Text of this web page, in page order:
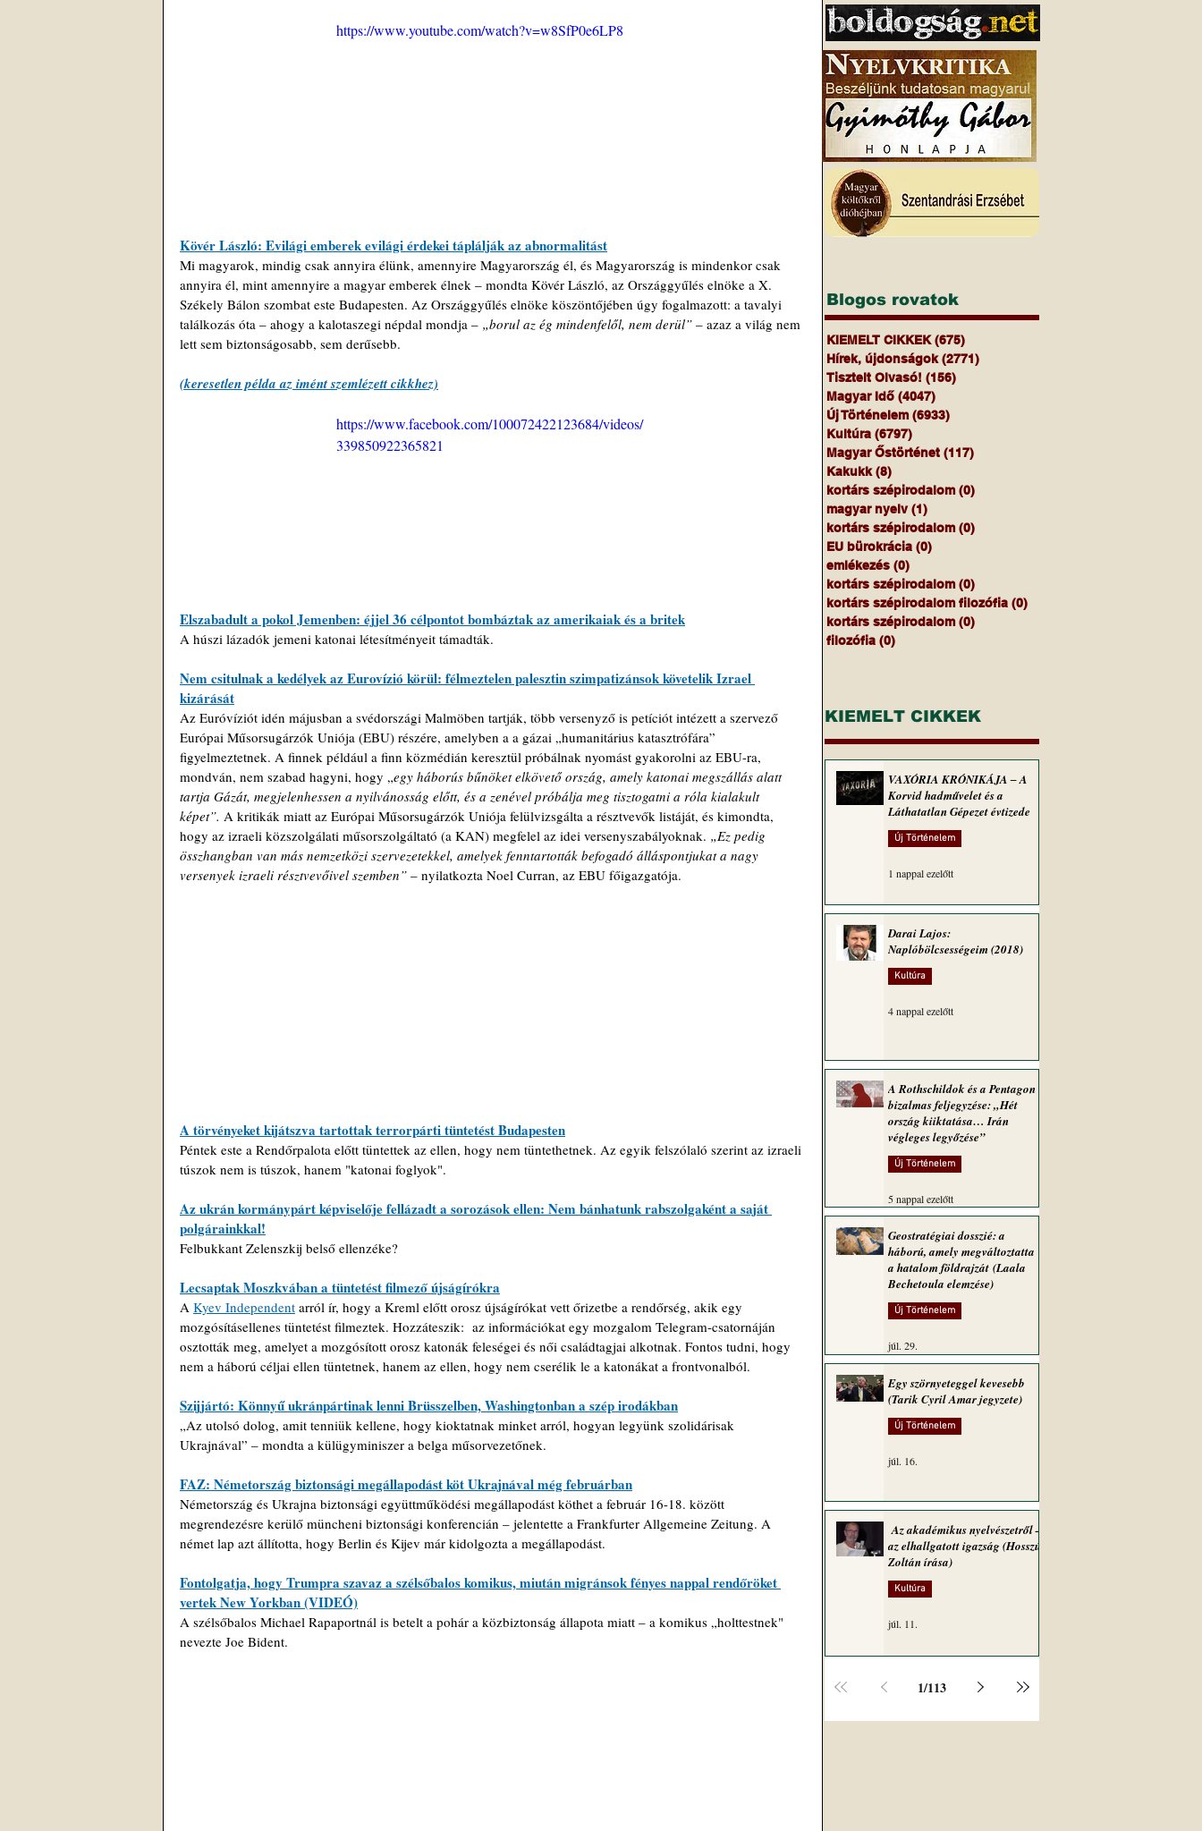
https://www.youtube.com/watch?v=w8SfP0e6LP8
Kövér László: Evilági emberek evilági érdekei táplálják az abnormalitást
Mi magyarok, mindig csak annyira élünk, amennyire Magyarország él, és Magyarország is mindenkor csak
annyira él, mint amennyire a magyar emberek élnek – mondta Kövér László, az Országgyűlés elnöke a X.
Székely Bálon szombat este Budapesten. Az Országgyűlés elnöke köszöntőjében úgy fogalmazott: a tavalyi
találkozás óta – ahogy a kalotaszegi népdal mondja – „borul az ég mindenfelől, nem derül” – azaz a világ nem
lett sem biztonságosabb, sem derűsebb.
(keresetlen példa az imént szemlézett cikkhez)
https://www.facebook.com/100072422123684/videos/
339850922365821
Elszabadult a pokol Jemenben: éjjel 36 célpontot bombáztak az amerikaiak és a britek
A húszi lázadók jemeni katonai létesítményeit támadták.
Nem csitulnak a kedélyek az Eurovízió körül: félmeztelen palesztin szimpatizánsok követelik Izrael
kizárását
Az Euróvíziót idén májusban a svédországi Malmöben tartják, több versenyző is petíciót intézett a szervező
Európai Műsorsugárzók Uniója (EBU) részére, amelyben a a gázai „humanitárius katasztrófára”
figyelmeztetnek. A finnek például a finn közmédián keresztül próbálnak nyomást gyakorolni az EBU-ra,
mondván, nem szabad hagyni, hogy „egy háborús bűnöket elkövető ország, amely katonai megszállás alatt
tartja Gázát, megjelenhessen a nyilvánosság előtt, és a zenével próbálja meg tisztogatni a róla kialakult
képet”. A kritikák miatt az Európai Műsorsugárzók Uniója felülvizsgálta a résztvevők listáját, és kimondta,
hogy az izraeli közszolgálati műsorszolgáltató (a KAN) megfelel az idei versenyszabályoknak. „Ez pedig
összhangban van más nemzetközi szervezetekkel, amelyek fenntartották befogadó álláspontjukat a nagy
versenyek izraeli résztvevőivel szemben” – nyilatkozta Noel Curran, az EBU főigazgatója.
A törvényeket kijátszva tartottak terrorpárti tüntetést Budapesten
Péntek este a Rendőrpalota előtt tüntettek az ellen, hogy nem tüntethetnek. Az egyik felszólaló szerint az izraeli
túszok nem is túszok, hanem "katonai foglyok".
Az ukrán kormánypárt képviselője fellázadt a sorozások ellen: Nem bánhatunk rabszolgaként a saját
polgárainkkal!
Felbukkant Zelenszkij belső ellenzéke?
Lecsaptak Moszkvában a tüntetést filmező újságírókra
A Kyev Independent arról ír, hogy a Kreml előtt orosz újságírókat vett őrizetbe a rendőrség, akik egy
mozgósításellenes tüntetést filmeztek. Hozzáteszik:  az információkat egy mozgalom Telegram-csatornáján
osztották meg, amelyet a mozgósított orosz katonák feleségei és női családtagjai alkotnak. Fontos tudni, hogy
nem a háború céljai ellen tüntetnek, hanem az ellen, hogy nem cserélik le a katonákat a frontvonalból.
Szijjártó: Könnyű ukránpártinak lenni Brüsszelben, Washingtonban a szép irodákban
„Az utolsó dolog, amit tenniük kellene, hogy kioktatnak minket arról, hogyan legyünk szolidárisak
Ukrajnával” – mondta a külügyminiszer a belga műsorvezetőnek.
FAZ: Németország biztonsági megállapodást köt Ukrajnával még februárban
Németország és Ukrajna biztonsági együttműködési megállapodást köthet a február 16-18. között
megrendezésre kerülő müncheni biztonsági konferencián – jelentette a Frankfurter Allgemeine Zeitung. A
német lap azt állította, hogy Berlin és Kijev már kidolgozta a megállapodást.
Fontolgatja, hogy Trumpra szavaz a szélsőbalos komikus, miután migránsok fényes nappal rendőröket
vertek New Yorkban (VIDEÓ)
A szélsőbalos Michael Rapaportnál is betelt a pohár a közbiztonság állapota miatt – a komikus „holttestnek"
nevezte Joe Bident.
Blogos rovatok
KIEMELT CIKKEK (675)
Hírek, újdonságok (2771)
Tisztelt Olvasó! (156)
Magyar Idő (4047)
Új Történelem (6933)
Kultúra (6797)
Magyar Őstörténet (117)
Kakukk (8)
kortárs szépirodalom (0)
magyar nyelv (1)
kortárs szépirodalom (0)
EU bürokrácia (0)
emlékezés (0)
kortárs szépirodalom (0)
kortárs szépirodalom filozófia (0)
kortárs szépirodalom (0)
filozófia (0)
KIEMELT CIKKEK
VAXÓRIA KRÓNIKÁJA ‒ A
Korvid hadművelet és a
Láthatatlan Gépezet évtizede
Új Történelem
1 nappal ezelőtt
Darai Lajos:
Naplóbölcsességeim (2018)
Kultúra
4 nappal ezelőtt
A Rothschildok és a Pentagon
bizalmas feljegyzése: „Hét
ország kiiktatása… Irán
végleges legyőzése”
Új Történelem
5 nappal ezelőtt
Geostratégiai dosszié: a
háború, amely megváltoztatta
a hatalom földrajzát (Laala
Bechetoula elemzése)
Új Történelem
júl. 29.
Egy szörnyeteggel kevesebb
(Tarik Cyril Amar jegyzete)
Új Történelem
júl. 16.
Az akadémikus nyelvészetről –
az elhallgatott igazság (Hosszú
Zoltán írása)
Kultúra
júl. 11.
1/113